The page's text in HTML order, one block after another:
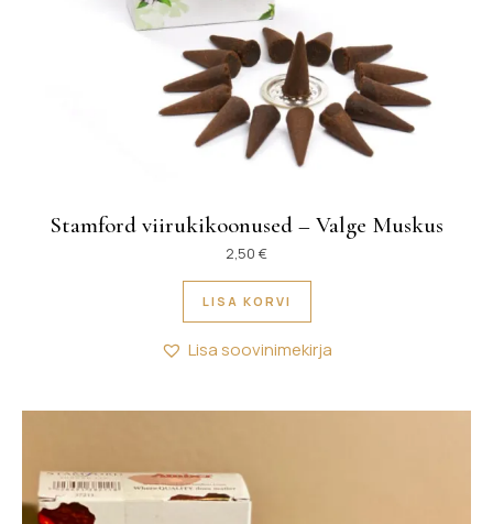
Stamford viirukikoonused – Valge Muskus
2,50 €
LISA KORVI
Lisa soovinimekirja